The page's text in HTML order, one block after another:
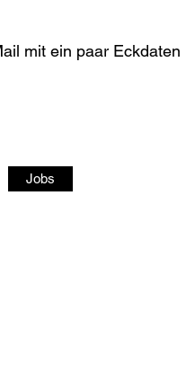
mit ein paar Eckdaten
Jobs